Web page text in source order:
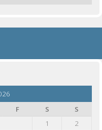
F S
S
1
2